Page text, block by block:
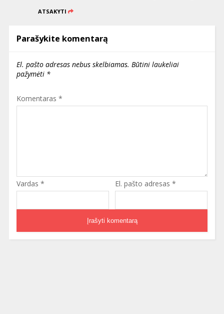
ATSAKYTI
Parašykite komentarą
El. pašto adresas nebus skelbiamas. Būtini laukeliai
pažymėti *
Komentaras *
Vardas * El. pašto adresas *